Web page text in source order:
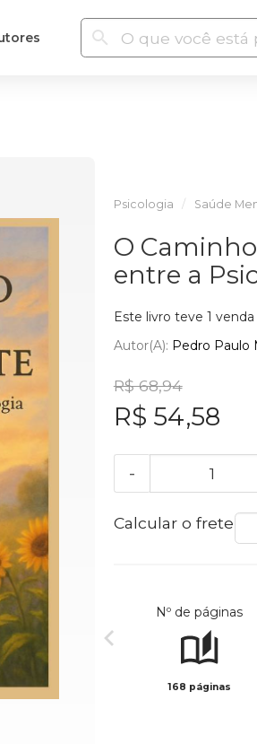
Psicologia Saúde
O
entre a
Este livro teve 1 venda
Autor(a): Pedro Paulo
R$ 68,94
R$ 54,58
-
Calcular o frete
Nº de páginas
168 páginas